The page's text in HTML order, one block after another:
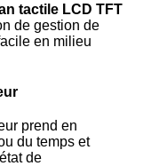
tactile LCD TFT
de gestion de
en milieu
prend en
du temps et
de